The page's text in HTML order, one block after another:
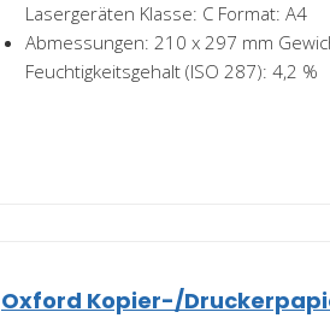
Lasergeräten Klasse: C Format: A4
Abmessungen: 210 x 297 mm
Feuchtigkeitsgehalt (ISO 287): 4,2 %
Oxford Kopier-/